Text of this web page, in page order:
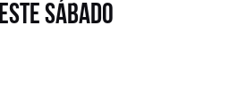
SÁBADO